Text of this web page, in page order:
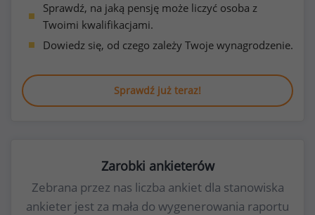
Sprawdź, na jaką pensję może liczyć osoba z
Twoimi kwalifikacjami.
Dowiedz się, od czego zależy Twoje wynagrodzenie.
Sprawdź już teraz!
Zarobki ankieterów
Zebrana przez nas liczba ankiet dla stanowiska
ankieter jest za mała do wygenerowania raportu